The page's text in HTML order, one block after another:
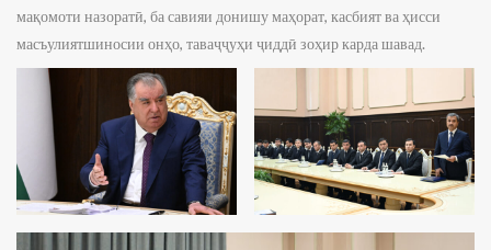
мақомоти назоратӣ, ба савияи донишу маҳорат, касбият ва ҳисси
масъулиятшиносии онҳо, таваҷҷуҳи ҷиддӣ зоҳир карда шавад.